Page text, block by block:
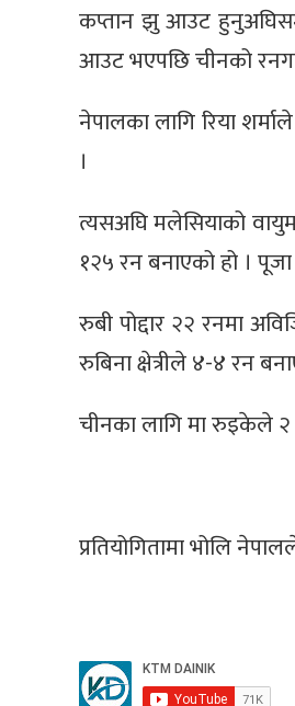
कप्तान झु आउट
आउट भएपछि चीनको
नेपालका लागि रिया
।
त्यसअघि मलेसियाको
१२५ रन बनाएको हो ।
रुबी पोद्दार २२ रनमा
रुबिना क्षेत्रीले ४-४ रन
चीनका लागि मा रुइकेले
प्रतियोगितामा भोलि